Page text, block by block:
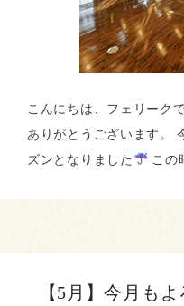
こんにちは、フェリーク
ありがとうございます。
ズンとなりました
この
【5月】今月も